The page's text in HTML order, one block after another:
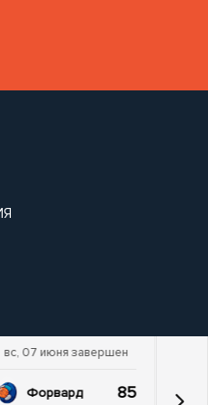
вс, 07 июня завершен
Форвард 85